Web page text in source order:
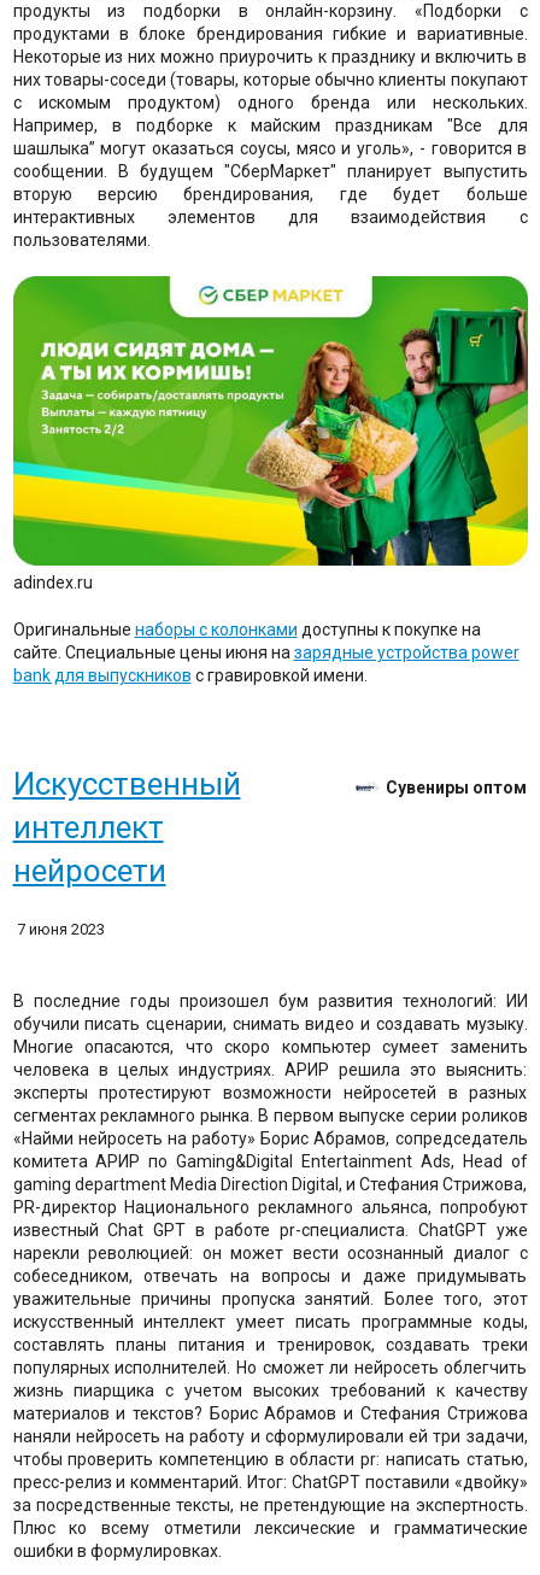
продукты из подборки в онлайн-корзину. «Подборки с
продуктами в блоке брендирования гибкие и вариативные.
Некоторые из них можно приурочить к празднику и включить в
них товары-соседи (товары, которые обычно клиенты покупают
с искомым продуктом) одного бренда или нескольких.
Например, в подборке к майским праздникам "Все для
шашлыка” могут оказаться соусы, мясо и уголь», - говорится в
сообщении. В будущем "СберМаркет" планирует выпустить
вторую версию брендирования, где будет больше
интерактивных элементов для взаимодействия с
пользователями.
adindex.ru
Оригинальные наборы с колонками доступны к покупке на
сайте. Специальные цены июня на зарядные устройства power
bank для выпускников с гравировкой имени.
Искусственный
интеллект
нейросети
Сувениры оптом
7 июня 2023
В последние годы произошел бум развития технологий: ИИ
обучили писать сценарии, снимать видео и создавать музыку.
Многие опасаются, что скоро компьютер сумеет заменить
человека в целых индустриях. АРИР решила это выяснить:
эксперты протестируют возможности нейросетей в разных
сегментах рекламного рынка. В первом выпуске серии роликов
«Найми нейросеть на работу» Борис Абрамов, сопредседатель
комитета АРИР по Gaming&Digital Entertainment Ads, Head of
gaming department Media Direction Digital, и Стефания Стрижова,
PR-директор Национального рекламного альянса, попробуют
известный Chat GPT в работе pr-специалиста. ChatGPT уже
нарекли революцией: он может вести осознанный диалог с
собеседником, отвечать на вопросы и даже придумывать
уважительные причины пропуска занятий. Более того, этот
искусственный интеллект умеет писать программные коды,
составлять планы питания и тренировок, создавать треки
популярных исполнителей. Но сможет ли нейросеть облегчить
жизнь пиарщика с учетом высоких требований к качеству
материалов и текстов? Борис Абрамов и Стефания Стрижова
наняли нейросеть на работу и сформулировали ей три задачи,
чтобы проверить компетенцию в области pr: написать статью,
пресс-релиз и комментарий. Итог: ChatGPT поставили «двойку»
за посредственные тексты, не претендующие на экспертность.
Плюс ко всему отметили лексические и грамматические
ошибки в формулировках.